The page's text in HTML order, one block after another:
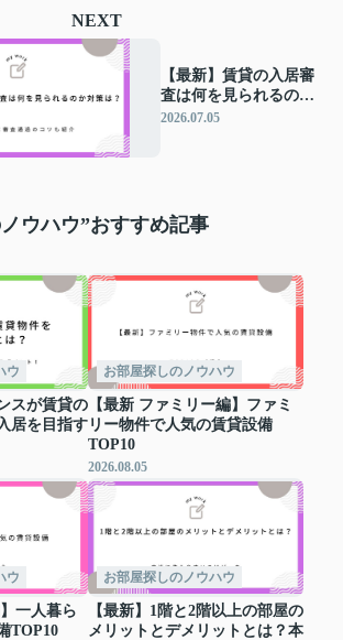
NEXT
【最新】賃貸の入居審
査は何を見られるのか
対策は？初心者向けに
2026.07.05
ウハウ”おすすめ記事
ウ
スが賃貸の
居を目指す
お部屋探しのノウハウ
【最新 ファミリー編】ファミ
リー物件で人気の賃貸設備
TOP10
2026.08.05
ウ
一人暮ら
TOP10
お部屋探しのノウハウ
【最新】1階と2階以上の部屋の
メリットとデメリットとは？本